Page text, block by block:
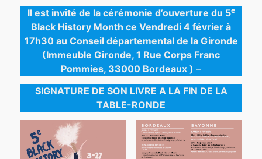
Il est invité de la cérémonie d’ouverture du 5e
Black History Month ce Vendredi 4 février à
17h30 au Conseil départemental de la Gironde
(Immeuble Gironde, 1 Rue Corps Franc
Pommies, 33000 Bordeaux ) –
SIGNATURE DE SON LIVRE A LA FIN DE LA
TABLE-RONDE